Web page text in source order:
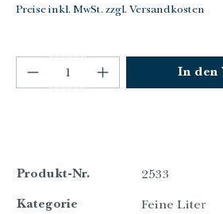
Preise inkl. MwSt. zzgl. Versandkosten
Produkt Anzahl: Gib den
In den
Produkt-Nr. 2533
Kategorie Feine Liter